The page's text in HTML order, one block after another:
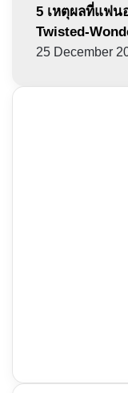
5 เหตุผลที่แฟน
Twisted-
25 December